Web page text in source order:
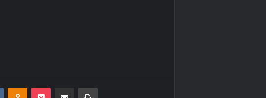
VKontakteOdnoklassniki
Pocket E-Posta ile paylaş Yazdır